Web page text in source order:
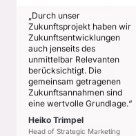
„Durch unser
Zukunftsprojekt haben wir
Zukunftsentwicklungen
auch jenseits des
unmittelbar Relevanten
berücksichtigt. Die
gemeinsam getragenen
Zukunftsannahmen sind
eine wertvolle Grundlage.“
Heiko Trimpel
Head of Strategic Marketing